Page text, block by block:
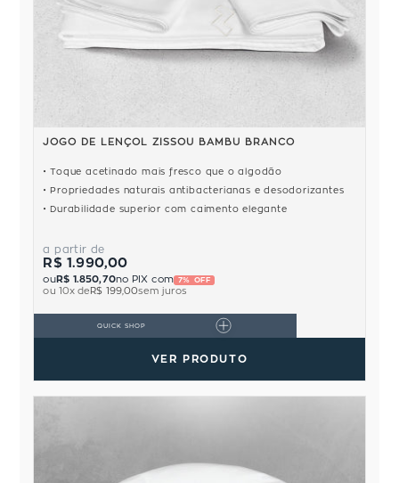
JOGO DE LENÇOL ZISSOU BAMBU BRANCO
Toque acetinado mais fresco que o algodão
Propriedades naturais antibacterianas e desodorizantes
Durabilidade superior com caimento elegante
a partir de
R$ 1.990,00
ouR$ 1.850,70no PIX com 7% OFF
ou 10x de R$ 199,00sem juros
QUICK SHOP
VER PRODUTO